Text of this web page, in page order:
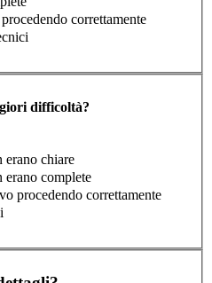
correttamente
difficoltà?
chiare
complete
procedendo correttamente